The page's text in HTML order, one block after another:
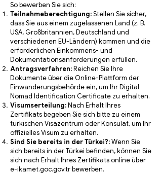
So bewerben Sie sich:
Teilnahmeberechtigung:Stellen Sie sicher,
dass Sie aus einem zugelassenen Land (z. B.
USA, Großbritannien, Deutschland und
verschiedenen EU-Ländern) kommen und die
erforderlichen Einkommens- und
Dokumentationsanforderungen erfüllen.
Antragsverfahren:Reichen Sie Ihre
Dokumente über die Online-Plattform der
Einwanderungsbehörde ein, um Ihr Digital
Nomad Identification Certificate zu erhalten.
Visumserteilung:Nach Erhalt Ihres
Zertifikats begeben Sie sich bitte zu einem
türkischen Visazentrum oder Konsulat, um Ihr
offizielles Visum zu erhalten.
Sind Sie bereits in der Türkei?:Wenn Sie
sich bereits in der Türkei befinden, können Sie
sich nach Erhalt Ihres Zertifikats online über
e-ikamet.goc.gov.tr bewerben.